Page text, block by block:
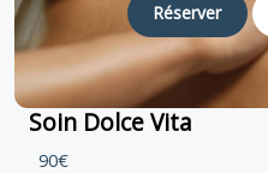
Réserver
Soin Dolce Vita
90€